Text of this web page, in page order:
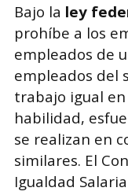
Bajo la ley
prohíbe a los
empleados de
empleados del
trabajo igual
habilidad,
se realizan en
similares. El
Igualdad